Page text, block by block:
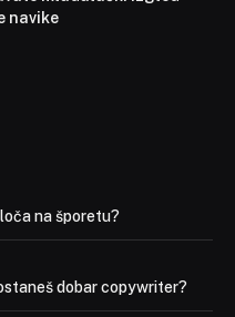
navike
na šporetu?
dobar copywriter?